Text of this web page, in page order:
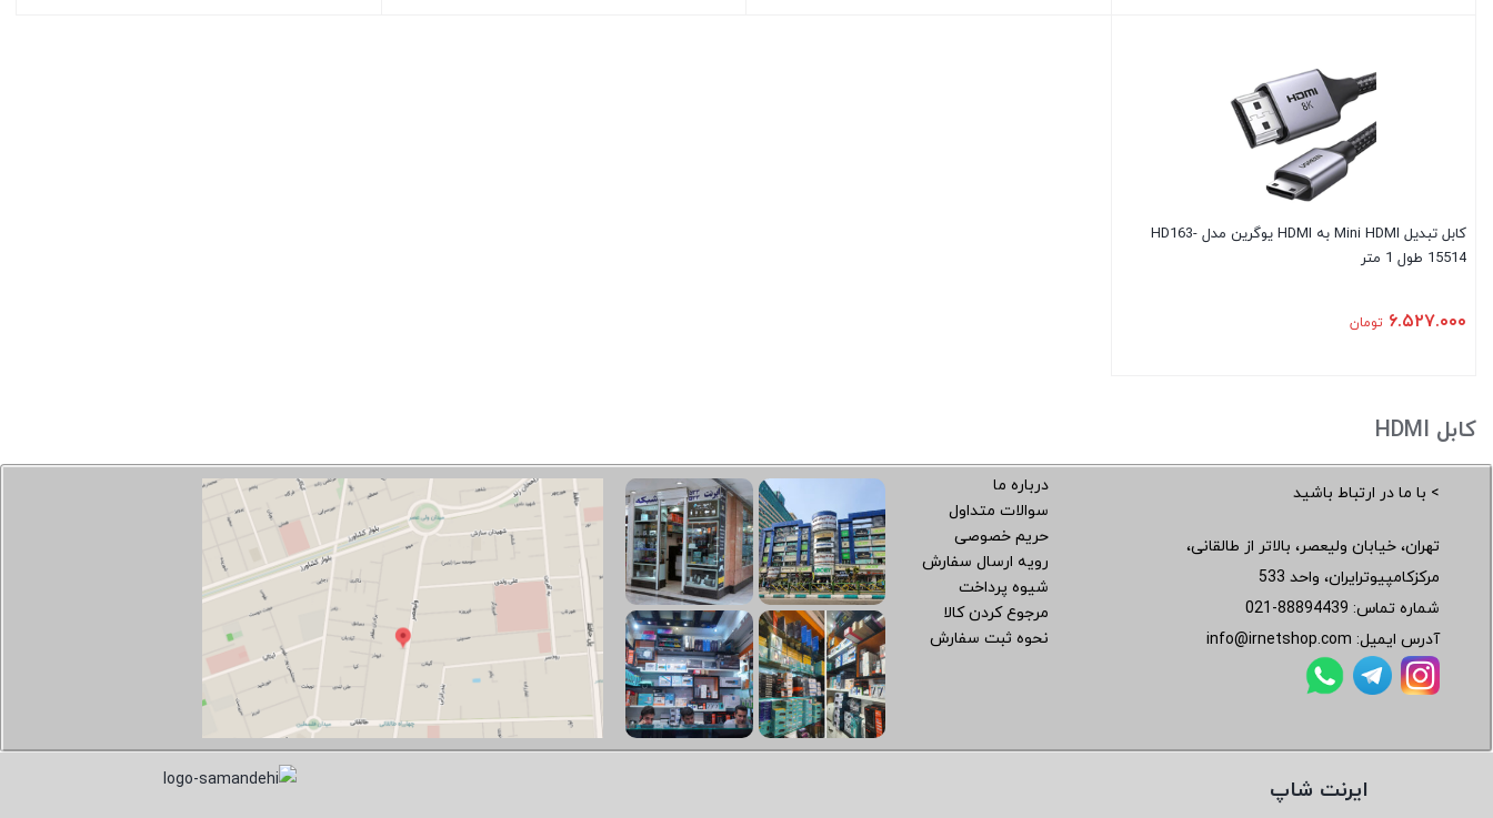
کابل تبدیل Mini HDMI به HDMI یوگرین مدل HD163-
15514 طول 1 متر
۶.۵۲۷.۰۰۰ تومان
کابل HDMI
> با ما در ارتباط باشید
تهران، خیابان ولیعصر، بالاتر از طالقانی،
مرکزکامپیوترایران، واحد 533
شماره تماس: 021-88894439
آدرس ایمیل: info@irnetshop.com
درباره ما
سوالات متداول
حریم خصوصی
رویه ارسال سفارش
شیوه پرداخت
مرجوع کردن کالا
نحوه ثبت سفارش
ایرنت شاپ